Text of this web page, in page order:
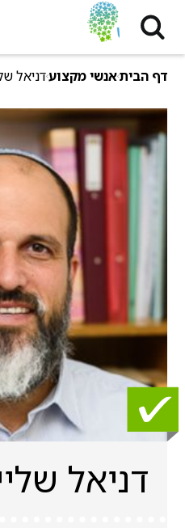
דף הביתאנשי מקצועדניאל
דניאל